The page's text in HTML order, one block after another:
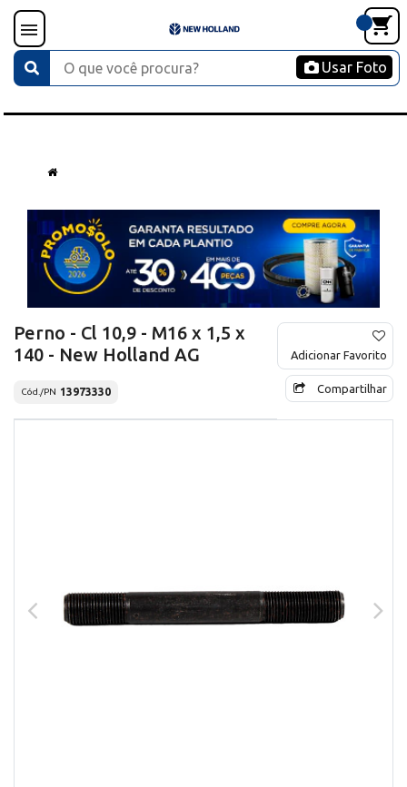
Usar Foto
Perno - Cl 10,9 - M16 x 1,5 x
140 - New Holland AG
Cód./PN 13973330
Adicionar Favorito
Compartilhar